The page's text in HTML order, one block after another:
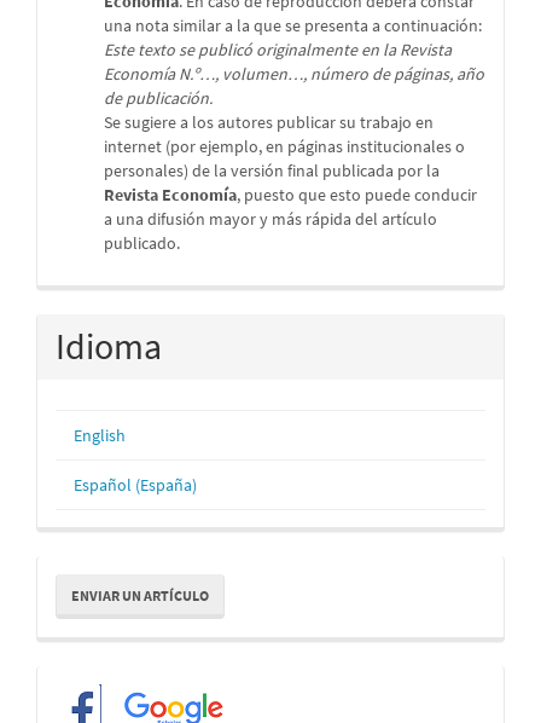
una nota similar a la que se presenta a continuación:
Este texto se publicó originalmente en la Revista
Economía N.º…, volumen…, número de páginas, año
de publicación.
Se sugiere a los autores publicar su trabajo en
internet (por ejemplo, en páginas institucionales o
personales) de la versión final publicada por la
Revista Economía, puesto que esto puede conducir
a una difusión mayor y más rápida del artículo
publicado.
Idioma
English
Español (España)
Enviar
un
artículo
ENVIAR UN ARTÍCULO
Redes